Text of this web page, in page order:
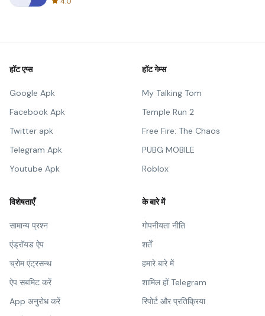
हॉट एप्स
Google Apk
Facebook Apk
Twitter apk
Telegram Apk
Youtube Apk
हॉट गेम्स
My Talking Tom
Temple Run 2
Free Fire: The Chaos
PUBG MOBILE
Roblox
विशेषताएँ
सामान्य प्रश्न
एंड्रॉयड ऐप
च्रोम एंट्रसन्थ
ऐप सबमिट करें
App अनुरोध करें
के बारे में
गोपनीयता नीति
शर्तें
हमारे बारे में
शामिल हों Telegram
रिपोर्ट और प्रतिक्रिया